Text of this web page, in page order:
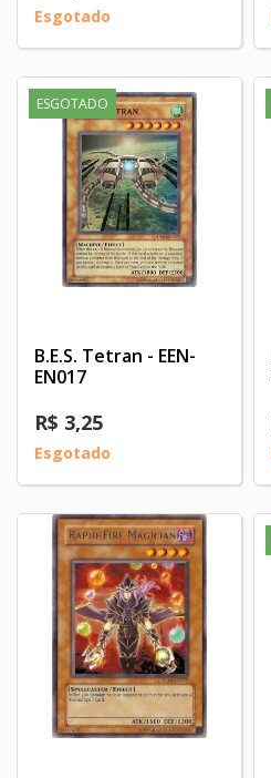
Esgotado
ESGOTADO
B.E.S. Tetran - EEN-
EN017
R$ 3,25
Esgotado